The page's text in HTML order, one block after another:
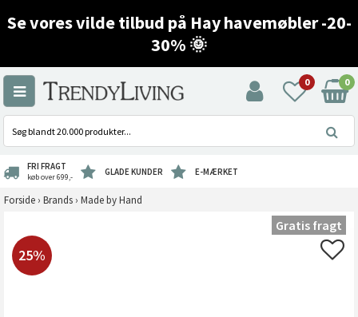
Se vores vilde tilbud på Hay havemøbler -20-
30% 🌞
0 0
FRI FRAGT
køb over 699,- GLADE KUNDER E-MÆRKET
Forside › Brands › Made by Hand
25%
Gratis fragt